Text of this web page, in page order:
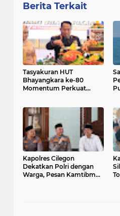
Berita Terkait
Tasyakuran HUT
Bhayangkara ke-80
Momentum Perkuat
Kapolres Cilegon
Dekatkan Polri dengan
Warga, Pesan Kamtibmas